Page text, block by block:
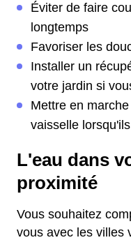
Éviter de faire
longtemps
Favoriser les
Installer un
votre jardin si
Mettre en
vaisselle
L'eau dans
proximité
Vous souhaitez
vous avec les villes